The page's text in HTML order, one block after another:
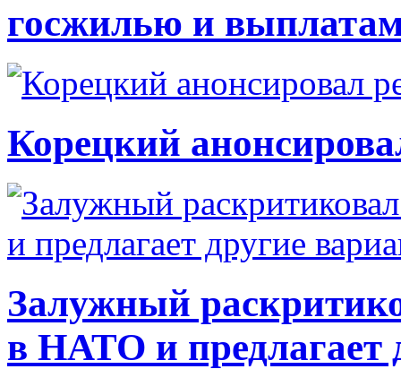
госжилью и
Корецкий
Залужный
в НАТО и предлагает